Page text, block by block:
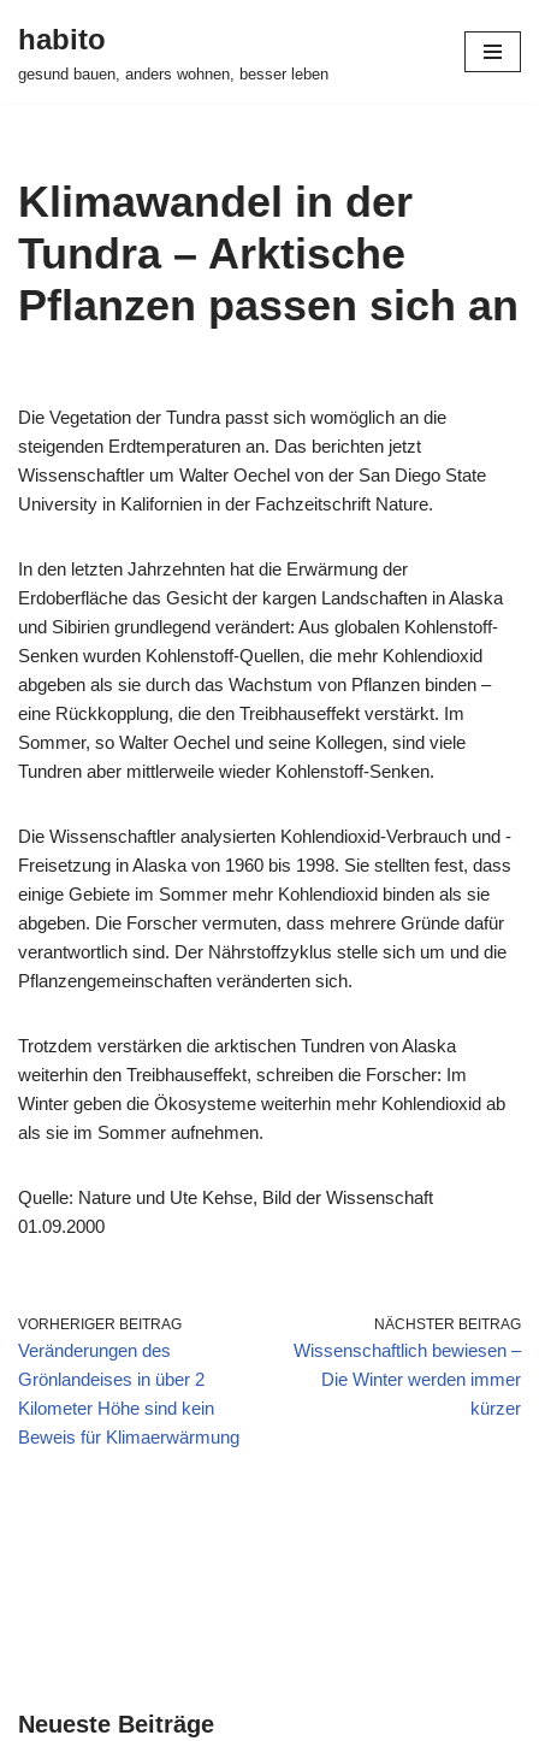
habito
gesund bauen, anders wohnen, besser leben
Klimawandel in der
Tundra – Arktische
Pflanzen passen sich an
Die Vegetation der Tundra passt sich womöglich an die
steigenden Erdtemperaturen an. Das berichten jetzt
Wissenschaftler um Walter Oechel von der San Diego State
University in Kalifornien in der Fachzeitschrift Nature.
In den letzten Jahrzehnten hat die Erwärmung der
Erdoberfläche das Gesicht der kargen Landschaften in Alaska
und Sibirien grundlegend verändert: Aus globalen Kohlenstoff-
Senken wurden Kohlenstoff-Quellen, die mehr Kohlendioxid
abgeben als sie durch das Wachstum von Pflanzen binden –
eine Rückkopplung, die den Treibhauseffekt verstärkt. Im
Sommer, so Walter Oechel und seine Kollegen, sind viele
Tundren aber mittlerweile wieder Kohlenstoff-Senken.
Die Wissenschaftler analysierten Kohlendioxid-Verbrauch und -
Freisetzung in Alaska von 1960 bis 1998. Sie stellten fest, dass
einige Gebiete im Sommer mehr Kohlendioxid binden als sie
abgeben. Die Forscher vermuten, dass mehrere Gründe dafür
verantwortlich sind. Der Nährstoffzyklus stelle sich um und die
Pflanzengemeinschaften veränderten sich.
Trotzdem verstärken die arktischen Tundren von Alaska
weiterhin den Treibhauseffekt, schreiben die Forscher: Im
Winter geben die Ökosysteme weiterhin mehr Kohlendioxid ab
als sie im Sommer aufnehmen.
Quelle: Nature und Ute Kehse, Bild der Wissenschaft
01.09.2000
VORHERIGER BEITRAG
Veränderungen des
Grönlandeises in über 2
Kilometer Höhe sind kein
Beweis für Klimaerwärmung
NÄCHSTER BEITRAG
Wissenschaftlich bewiesen –
Die Winter werden immer
kürzer
Neueste Beiträge